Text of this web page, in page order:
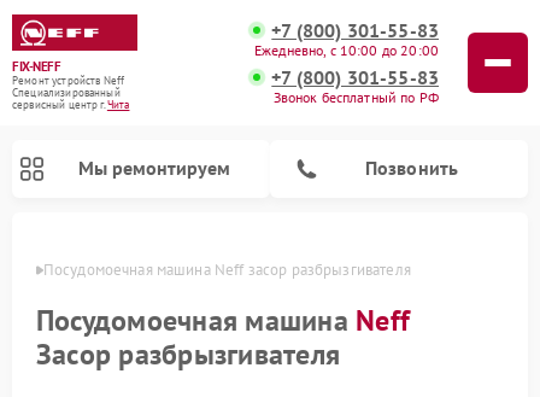
FIX-NEFF
Ремонт устройств Neff
Специализированный
cервисный центр г.Чита
+7 (800) 301-55-83
Ежедневно, с 10:00 до 20:00
+7 (800) 301-55-83
Звонок бесплатный по РФ
Мы ремонтируем Позвонить
Посудомоечная машина Neff засор разбрызгивателя
Посудомоечная машина Neff
Засор разбрызгивателя